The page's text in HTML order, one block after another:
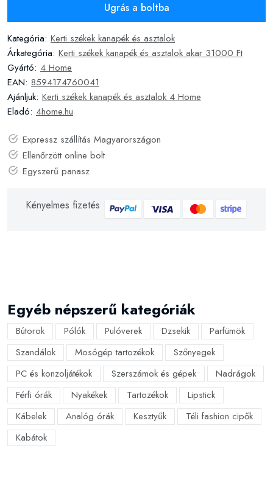
Ugrás a boltba
Kategória: Kerti székek kanapék és asztalok
Árkategória: Kerti székek kanapék és asztalok akar 31000 Ft
Gyártó: 4 Home
EAN: 8594174760041
Ajánljuk: Kerti székek kanapék és asztalok 4 Home
Eladó: 4home.hu
Expressz szállítás Magyarországon
Ellenőrzött online bolt
Egyszerű panasz
Kényelmes fizetés
Egyéb népszerű kategóriák
Bútorok Pólók Pulóverek Dzsekik
Parfümök
Szandálok
Mosógép tartozékok
Szőnyegek
PC és konzoljátékok
Szerszámok és gépek
Nadrágok
Férfi órák
Nyakékek Tartozékok
Lipstick
Kábelek
Analóg órák Kesztyűk
Téli fashion cipők
Kabátok